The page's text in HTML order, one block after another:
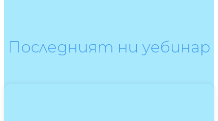
Последният ни уебинар